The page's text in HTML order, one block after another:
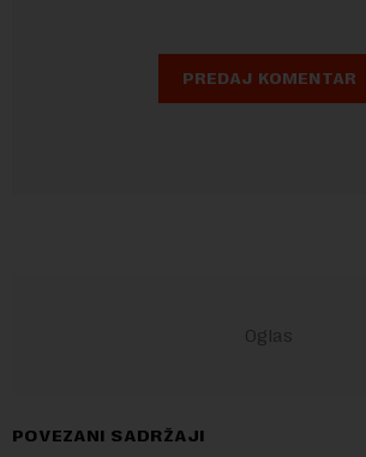
POVEZANI SADRŽAJI